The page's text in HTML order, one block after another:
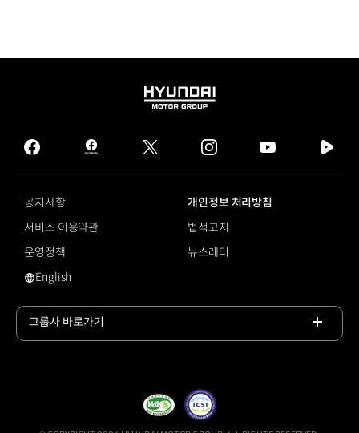
HYUNDAI
GROUP
facebook
hmg
journal
twitter instagram
tv
공지사항
개인정보 처리방침
서비스 이용약관
법적고지
운영정책
뉴스레터
영문 사이트로 이동
English
그룹사 바로가기